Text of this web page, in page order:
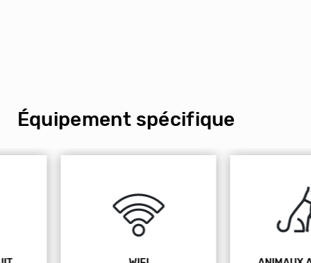
Équipement spécifique